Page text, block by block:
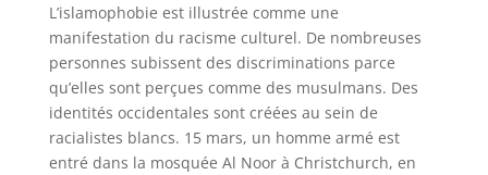
L’islamophobie est illustrée comme une
manifestation du racisme culturel. De nombreuses
personnes subissent des discriminations parce
qu’elles sont perçues comme des musulmans. Des
identités occidentales sont créées au sein de
racialistes blancs. 15 mars, un homme armé est
entré dans la mosquée Al Noor à Christchurch, en